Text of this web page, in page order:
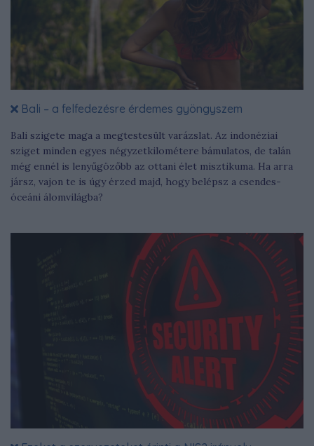
Bali – a felfedezésre érdemes gyöngyszem
Bali szigete maga a megtestesült varázslat. Az indonéziai
sziget minden egyes négyzetkilométere bámulatos, de talán
még ennél is lenyűgözőbb az ottani élet misztikuma. Ha arra
jársz, vajon te is úgy érzed majd, hogy belépsz a csendes-
óceáni álomvilágba?